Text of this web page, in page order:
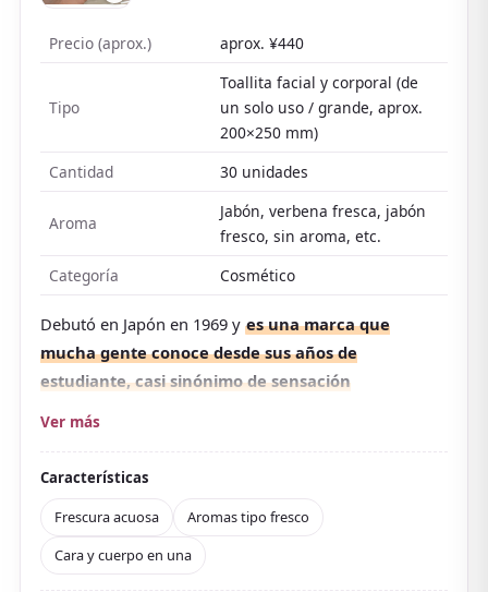
Precio (aprox.) aprox. ¥440
Tipo
Toallita facial y corporal (de
un solo uso / grande, aprox.
200×250 mm)
Cantidad
30 unidades
Aroma
Jabón, verbena fresca, jabón
fresco, sin aroma, etc.
Categoría
Cosmético
Debutó en Japón en 1969 y es una marca que
mucha gente conoce desde sus años de
estudiante, casi sinónimo de sensación
200×250 mm) limpia cara, cuerpo e incluso cuero
cabelludo y cabello con una sola toallita. Con mentol,
al retirar sudor y sebo aparece una frescura que
Ver más
Características
Frescura acuosa
Aromas tipo fresco
Cara y cuerpo en una